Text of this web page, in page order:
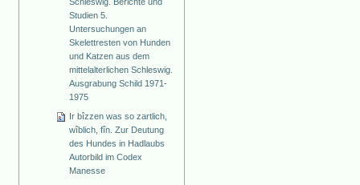
Studien 5.
Untersuchungen an
Skelettresten von Hunden
und Katzen aus dem
mittelalterlichen Schleswig.
Ausgrabung Schild 1971-
1975
Ir bîzzen was so zartlich,
wîblich, fîn. Zur Deutung
des Hundes in Hadlaubs
Autorbild im Codex
Manesse